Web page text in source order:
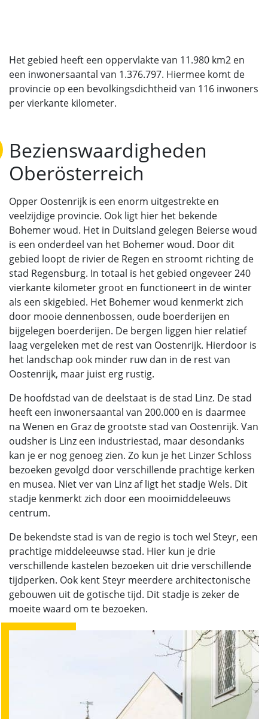
Het gebied heeft een oppervlakte van 11.980 km2 en
een inwonersaantal van 1.376.797. Hiermee komt de
provincie op een bevolkingsdichtheid van 116 inwoners
per vierkante kilometer.
Bezienswaardigheden
Oberösterreich
Opper Oostenrijk is een enorm uitgestrekte en
veelzijdige provincie. Ook ligt hier het bekende
Bohemer woud. Het in Duitsland gelegen Beierse woud
is een onderdeel van het Bohemer woud. Door dit
gebied loopt de rivier de Regen en stroomt richting de
stad Regensburg. In totaal is het gebied ongeveer 240
vierkante kilometer groot en functioneert in de winter
als een skigebied. Het Bohemer woud kenmerkt zich
door mooie dennenbossen, oude boerderijen en
bijgelegen boerderijen. De bergen liggen hier relatief
laag vergeleken met de rest van Oostenrijk. Hierdoor is
het landschap ook minder ruw dan in de rest van
Oostenrijk, maar juist erg rustig.
De hoofdstad van de deelstaat is de stad Linz. De stad
heeft een inwonersaantal van 200.000 en is daarmee
na Wenen en Graz de grootste stad van Oostenrijk. Van
oudsher is Linz een industriestad, maar desondanks
kan je er nog genoeg zien. Zo kun je het Linzer Schloss
bezoeken gevolgd door verschillende prachtige kerken
en musea. Niet ver van Linz af ligt het stadje Wels. Dit
stadje kenmerkt zich door een mooimiddeleeuws
centrum.
De bekendste stad is van de regio is toch wel Steyr, een
prachtige middeleeuwse stad. Hier kun je drie
verschillende kastelen bezoeken uit drie verschillende
tijdperken. Ook kent Steyr meerdere architectonische
gebouwen uit de gotische tijd. Dit stadje is zeker de
moeite waard om te bezoeken.